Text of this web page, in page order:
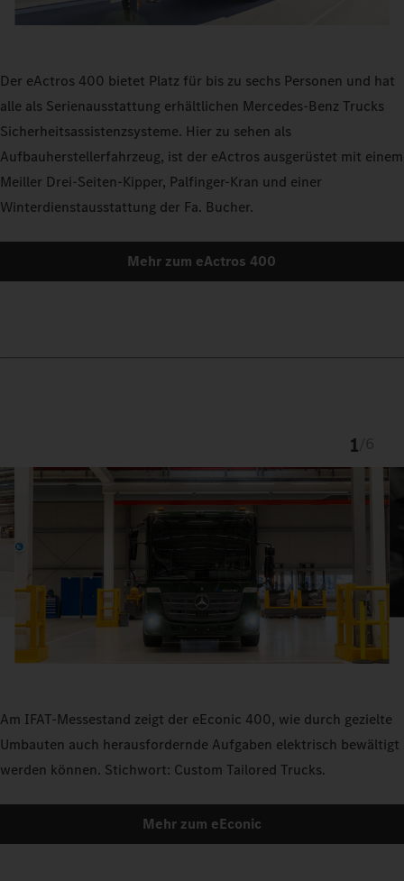
Der eActros 400 bietet Platz für bis zu sechs Personen und hat
alle als Serienausstattung erhältlichen Mercedes‑Benz Trucks
Sicherheitsassistenzsysteme. Hier zu sehen als
Aufbauherstellerfahrzeug, ist der eActros ausgerüstet mit einem
Meiller Drei-Seiten-Kipper, Palfinger-Kran und einer
Winterdienstausstattung der Fa. Bucher.
Mehr zum eActros 400
1
Am IFAT-Messestand zeigt der eEconic 400, wie durch gezielte
Umbauten auch herausfordernde Aufgaben elektrisch bewältigt
werden können. Stichwort: Custom Tailored Trucks.
Mehr zum eEconic